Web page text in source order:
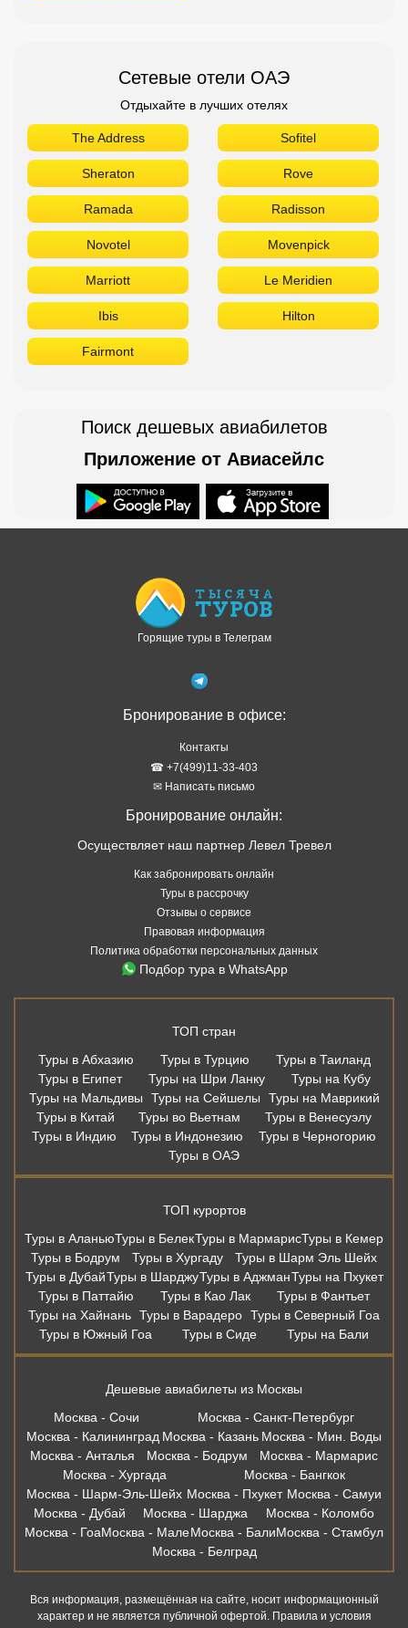
Сетевые отели ОАЭ
Отдыхайте в лучших отелях
The Address Sofitel
Sheraton Rove
Ramada Radisson
Novotel Movenpick
Marriott Le Meridien
Ibis Hilton
Fairmont
Поиск дешевых авиабилетов
Приложение от Авиасейлс
Горящие туры в Телеграм
Бронирование в офисе:
Контакты
☎ +7(499)11-33-403
✉ Написать письмо
Бронирование онлайн:
Осуществляет наш партнер Левел Тревел
Как забронировать онлайн
Туры в рассрочку
Отзывы о сервисе
Правовая информация
Политика обработки персональных данных
Подбор тура в WhatsApp
ТОП стран
Туры в Абхазию
Туры в Турцию
Туры в Таиланд
Туры в Египет
Туры на Шри Ланку
Туры на Кубу
Туры на Мальдивы
Туры на Сейшелы
Туры на Маврикий
Туры в Китай
Туры во Вьетнам
Туры в Венесуэлу
Туры в Индию
Туры в Индонезию
Туры в Черногорию
Туры в ОАЭ
ТОП курортов
Туры в АланьюТуры в БелекТуры в МармарисТуры в Кемер
Туры в Бодрум
Туры в Хургаду
Туры в Шарм Эль Шейх
Туры в ДубайТуры в ШарджуТуры в АджманТуры на Пхукет
Туры в Паттайю
Туры в Као Лак
Туры в Фантьет
Туры на Хайнань Туры в Варадеро Туры в Северный Гоа
Туры в Южный Гоа
Туры в Сиде Туры на Бали
Дешевые авиабилеты из Москвы
Москва - Сочи
Москва - Санкт-Петербург
Москва - Калининград Москва - Казань Москва - Мин. Воды
Москва - Анталья
Москва - Бодрум
Москва - Мармарис
Москва - Хургада
Москва - Бангкок
Москва - Шарм-Эль-Шейх Москва - Пхукет Москва - Самуи
Москва - Дубай
Москва - Шарджа
Москва - Коломбо
Москва - ГоаМосква - МалеМосква - БалиМосква - Стамбул
Москва - Белград
Вся информация, размещённая на сайте, носит информационный
характер и не является публичной офертой. Правила и условия